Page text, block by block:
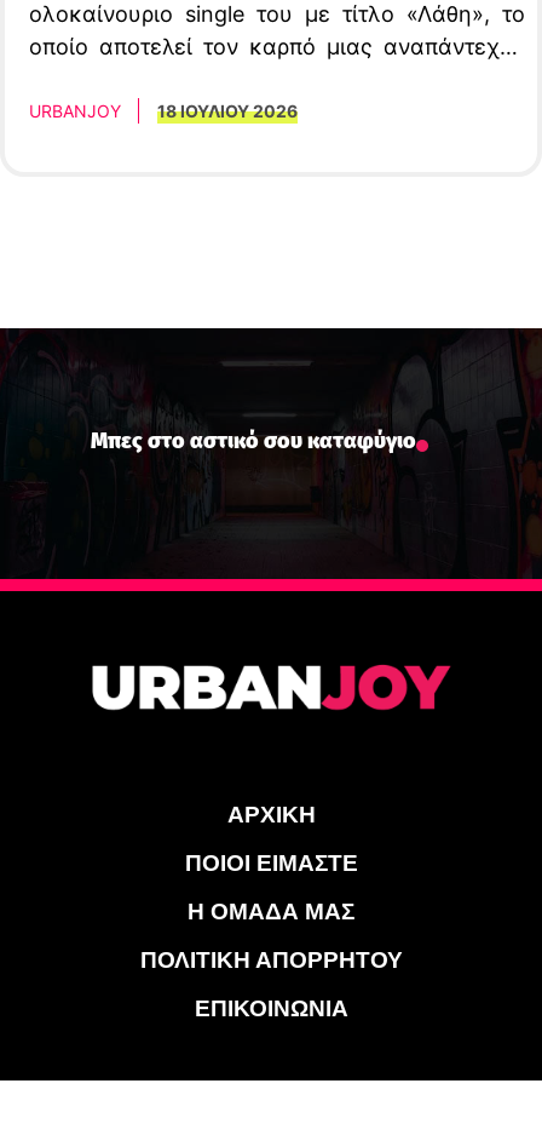
ολοκαίνουριο single του με τίτλο «Λάθη», το
οποίο αποτελεί τον καρπό μιας αναπάντεχης
και παραγωγό Nerom.
URBANJOY 18 ΙΟΥΛΙΟΥ 2026
Μπες στο αστικό σου καταφύγιο
ΑΡΧΙΚΗ
ΠΟΙΟΙ ΕΙΜΑΣΤΕ
Η ΟΜΑΔΑ ΜΑΣ
ΠΟΛΙΤΙΚΗ ΑΠΟΡΡΗΤΟΥ
ΕΠΙΚΟΙΝΩΝΙΑ